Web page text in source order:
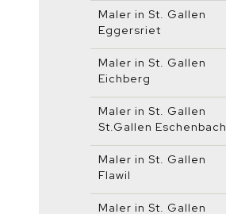
Maler in St. Gallen
Eggersriet
Maler in St. Gallen
Eichberg
Maler in St. Gallen
St.Gallen Eschenbach
Maler in St. Gallen
Flawil
Maler in St. Gallen